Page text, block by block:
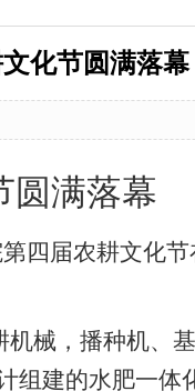
化节圆满落幕
圆满落幕
四届农耕文化
械，播种机、
组建的水肥一体